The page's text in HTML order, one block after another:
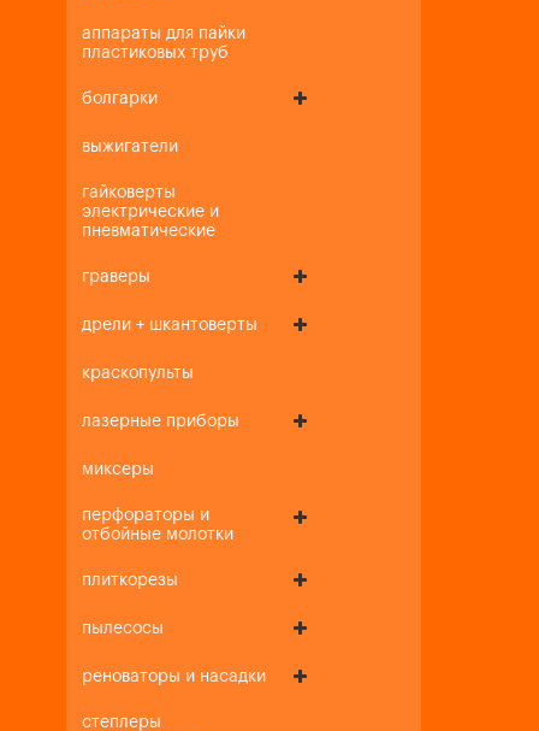
аппараты для пайки
пластиковых труб
болгарки
выжигатели
гайковерты
электрические и
пневматические
граверы
дрели + шкантоверты
краскопульты
лазерные приборы
миксеры
перфораторы и
отбойные молотки
плиткорезы
пылесосы
реноваторы и насадки
степлеры